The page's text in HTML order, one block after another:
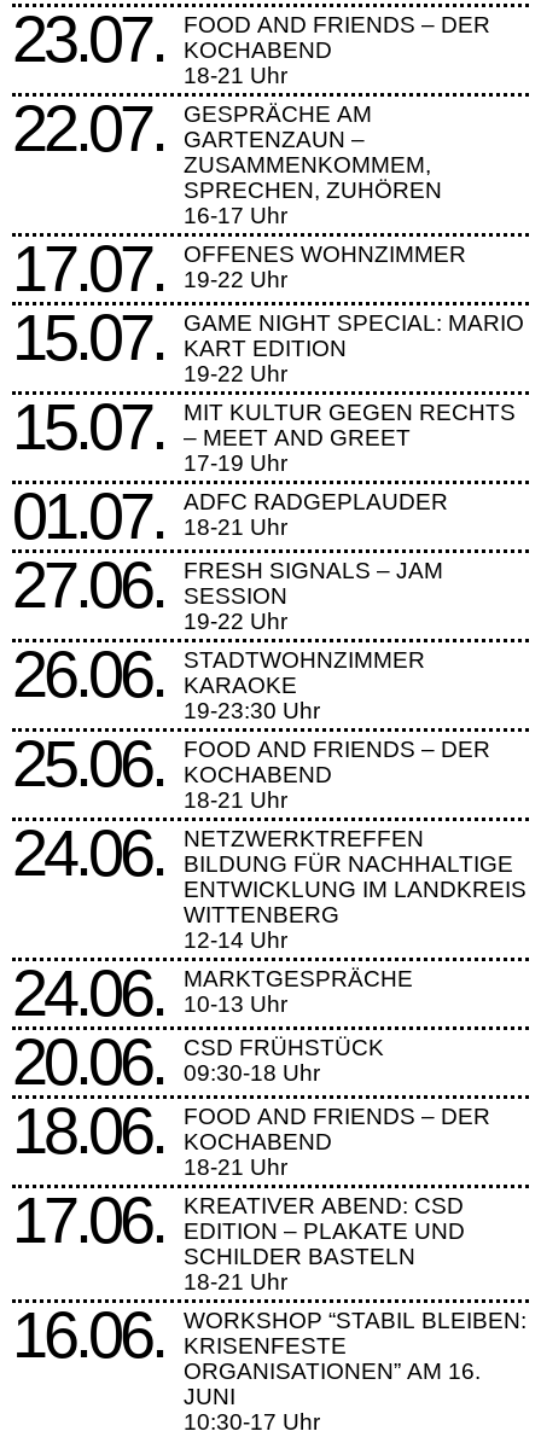
23.07.
FOOD AND FRIENDS – DER
KOCHABEND
18-21 Uhr
22.07.
GESPRÄCHE AM
GARTENZAUN –
ZUSAMMENKOMMEM,
SPRECHEN, ZUHÖREN
16-17 Uhr
17.07.
OFFENES WOHNZIMMER
19-22 Uhr
15.07.
GAME NIGHT SPECIAL: MARIO
KART EDITION
19-22 Uhr
15.07.
MIT KULTUR GEGEN RECHTS
– MEET AND GREET
17-19 Uhr
01.07.
ADFC RADGEPLAUDER
18-21 Uhr
27.06.
FRESH SIGNALS – JAM
SESSION
19-22 Uhr
26.06.
STADTWOHNZIMMER
KARAOKE
19-23:30 Uhr
25.06.
FOOD AND FRIENDS – DER
KOCHABEND
18-21 Uhr
24.06.
NETZWERKTREFFEN
BILDUNG FÜR NACHHALTIGE
ENTWICKLUNG IM LANDKREIS
WITTENBERG
12-14 Uhr
24.06.
MARKTGESPRÄCHE
10-13 Uhr
20.06.
CSD FRÜHSTÜCK
09:30-18 Uhr
18.06.
FOOD AND FRIENDS – DER
KOCHABEND
18-21 Uhr
17.06.
KREATIVER ABEND: CSD
EDITION – PLAKATE UND
SCHILDER BASTELN
18-21 Uhr
16.06.
WORKSHOP “STABIL BLEIBEN:
KRISENFESTE
ORGANISATIONEN” AM 16.
JUNI
10:30-17 Uhr